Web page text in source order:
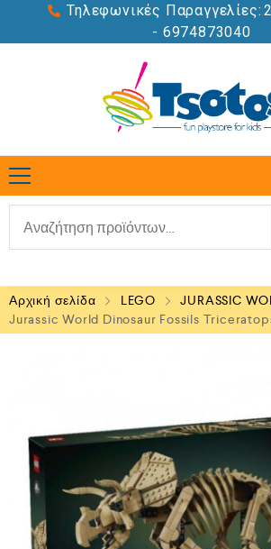
Τηλεφωνικές Παραγγελίες:
- 6974873040
Αρχική σελίδα LEGO JURASSIC
Jurassic World Dinosaur Fossils